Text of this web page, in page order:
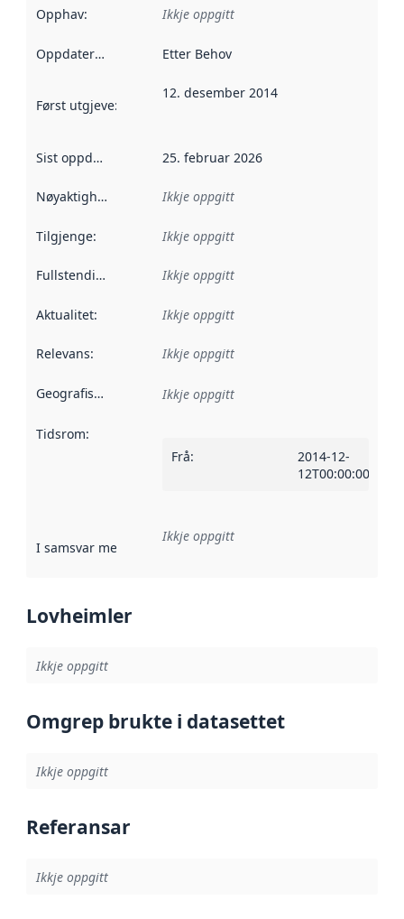
Opphav: Ikkje oppgitt
Oppdateringsfrekvens :
Etter Behov
Først utgjeve:
12. desember 2014
Sist oppdatert 25. februar 2026
Nøyaktigheit Ikkje oppgitt
Tilgjenge: Ikkje oppgitt
Fullstendigheit Ikkje oppgitt
Aktualitet: Ikkje oppgitt
Relevans: Ikkje oppgitt
Geografisk område Ikkje oppgitt
Tidsrom:
Frå:
2014-12-
12T00:00:00Z
I samsvar med Referanse til ei implementeringsregel eller
Ikkje oppgitt
Lovheimler
Ikkje oppgitt
Omgrep brukte i datasettet
Ikkje oppgitt
Referansar
Ikkje oppgitt